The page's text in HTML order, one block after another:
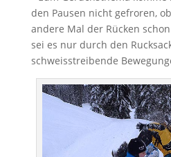
den Pausen nicht gefroren,
andere Mal der Rücken
sei es nur durch den
schweisstreibende